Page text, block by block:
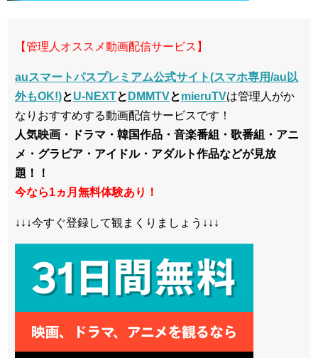
【管理人オススメ動画配信サービス】
auスマートパスプレミアム公式サイト(スマホ専用/au以
外もOK!)とU-NEXTと DMMTVとmieruTVは管理人がか
なりおすすめする動画配信サービスです！
人気映画・ドラマ・韓国作品・音楽番組・歌番組・アニ
メ・グラビア・アイドル・アダルト作品などが見放
題！！
今なら1ヵ月無料体験あり！
↓↓↓今すぐ登録して観まくりましょう↓↓↓